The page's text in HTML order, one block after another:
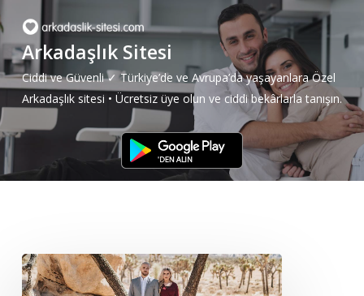
to
main
content
Arkadaşlık Sitesi
Ciddi ve Güvenli ✓ Türkiye’de ve Avrupa’da yaşayanlara Özel
Arkadaşlık sitesi • Ücretsiz üye olun ve ciddi bekârlarla tanışın.
Tekirdağ
Arkadaşlık